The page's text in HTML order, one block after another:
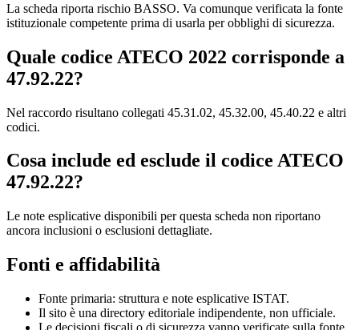
La scheda riporta rischio BASSO. Va comunque verificata la fonte
istituzionale competente prima di usarla per obblighi di sicurezza.
Quale codice ATECO 2022 corrisponde a
47.92.22?
Nel raccordo risultano collegati 45.31.02, 45.32.00, 45.40.22 e altri
codici.
Cosa include ed esclude il codice ATECO
47.92.22?
Le note esplicative disponibili per questa scheda non riportano
ancora inclusioni o esclusioni dettagliate.
Fonti e affidabilità
Fonte primaria: struttura e note esplicative ISTAT.
Il sito è una directory editoriale indipendente, non ufficiale.